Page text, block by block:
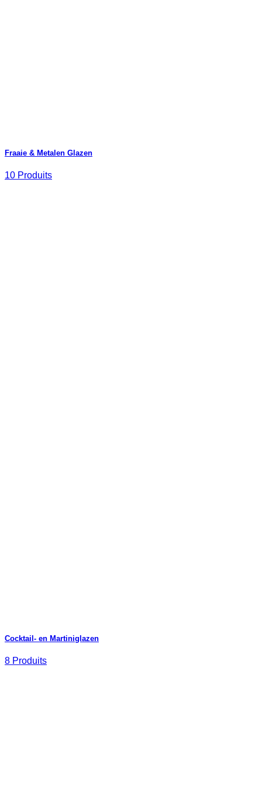
Fraaie & Metalen Glazen
10 Produits
Cocktail- en Martiniglazen
8 Produits